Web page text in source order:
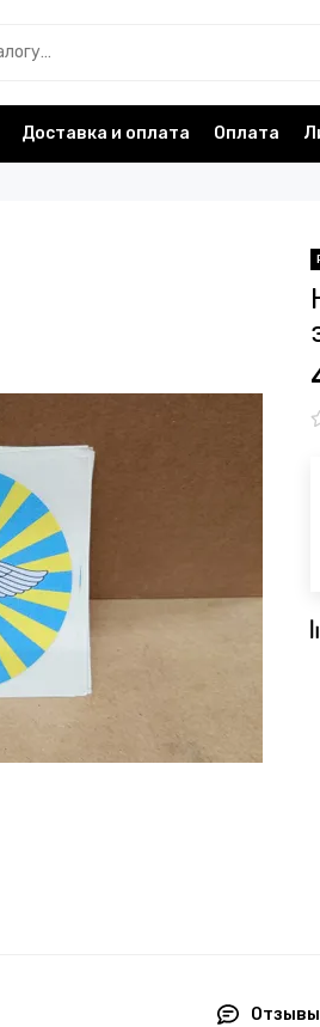
Доставка и оплата Оплата